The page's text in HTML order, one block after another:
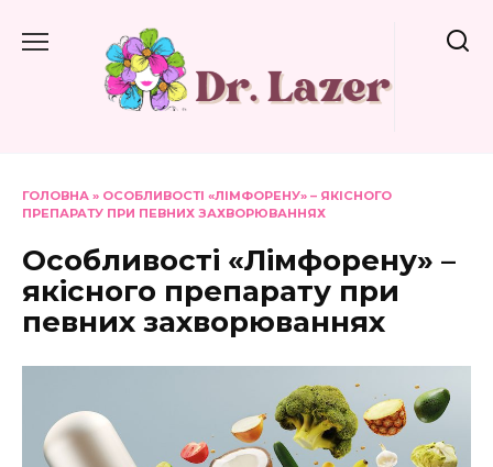
до
ГОЛОВНА » ОСОБЛИВОСТІ «ЛІМФОРЕНУ» – ЯКІСНОГО
ПРЕПАРАТУ ПРИ ПЕВНИХ ЗАХВОРЮВАННЯХ
Особливості «Лімфорену» –
якісного препарату при
певних захворюваннях